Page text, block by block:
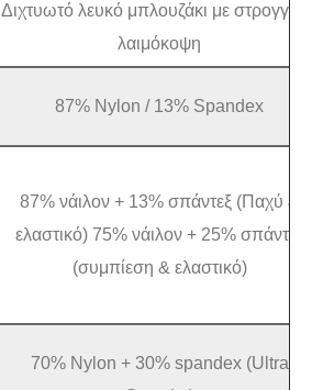
Διχτυωτό λευκό μπλουζάκι με
λαιμόκοψη
87% Nylon / 13% Spandex
87% νάιλον + 13% σπάντεξ (Παχύ &
ελαστικό) 75% νάιλον + 25% σπάντεξ
(συμπίεση & ελαστικό)
70% Nylon + 30% spandex (Ultra